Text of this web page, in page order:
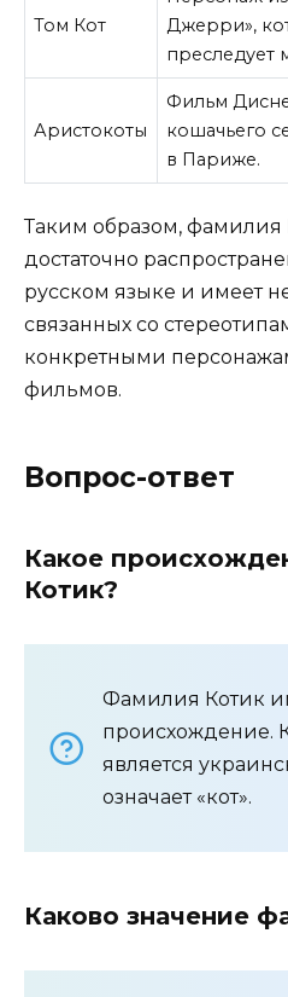
Том Кот
Джерри»,
преследует
Аристокоты
Фильм
кошачьего
в Париже.
Таким образом, фамилия
достаточно
русском языке и имеет
связанных со
конкретными
фильмов.
Вопрос-ответ
Какое
Котик?
Фамилия Котик
происхождение.
является
означает «кот».
Каково значение